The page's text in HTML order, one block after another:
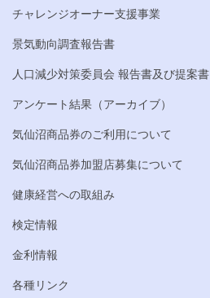
チャレンジオーナー支援事業
景気動向調査報告書
人口減少対策委員会 報告書及び提案書
アンケート結果（アーカイブ）
気仙沼商品券のご利用について
気仙沼商品券加盟店募集について
健康経営への取組み
検定情報
金利情報
各種リンク